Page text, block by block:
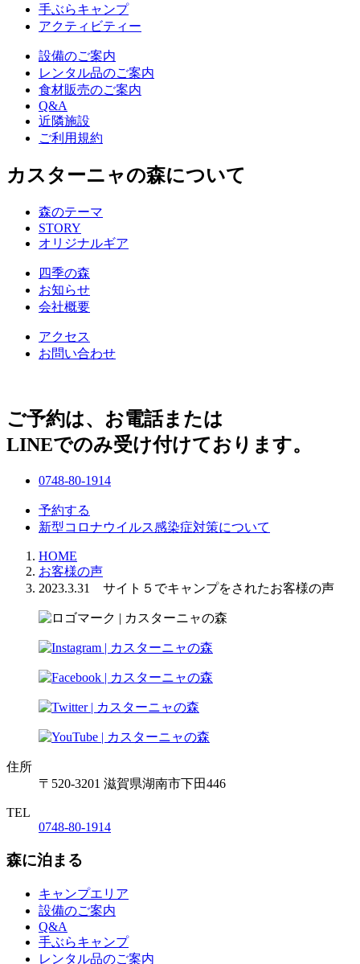
手ぶらキャンプ
アクティビティー
設備のご案内
レンタル品のご案内
食材販売のご案内
Q&A
近隣施設
ご利用規約
カスターニャの森について
森のテーマ
STORY
オリジナルギア
四季の森
お知らせ
会社概要
アクセス
お問い合わせ
ご予約は、お電話または
LINEでのみ受け付けております。
0748-80-1914
予約する
新型コロナウイルス感染症対策について
HOME
お客様の声
2023.3.31 サイト５でキャンプをされたお客様の声
住所
〒520-3201 滋賀県湖南市下田446
TEL
0748-80-1914
森に泊まる
キャンプエリア
設備のご案内
Q&A
手ぶらキャンプ
レンタル品のご案内